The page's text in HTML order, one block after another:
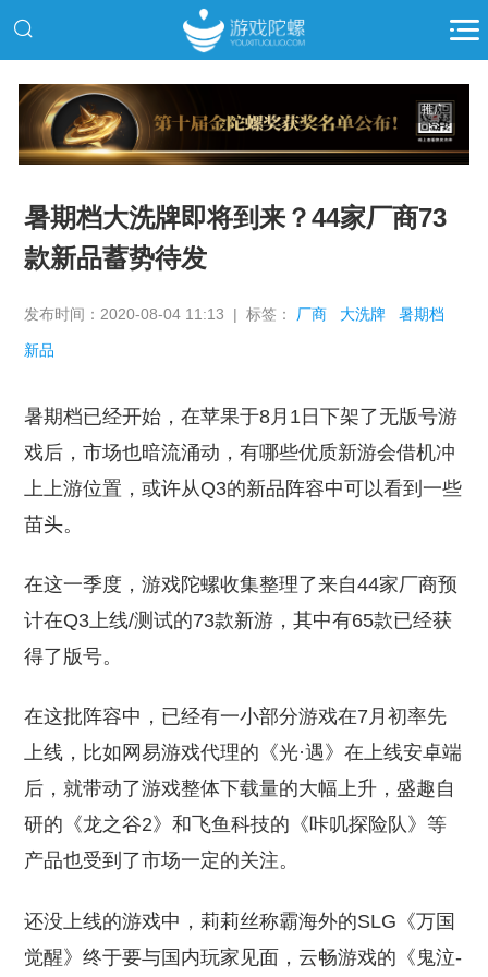
推广
暑期档大洗牌即将到来？44家厂商73
款新品蓄势待发
发布时间：2020-08-04 11:13 | 标签： 厂商 大洗牌 暑期档
新品
暑期档已经开始，在苹果于8月1日下架了无版号游
戏后，市场也暗流涌动，有哪些优质新游会借机冲
上上游位置，或许从Q3的新品阵容中可以看到一些
苗头。
在这一季度，游戏陀螺收集整理了来自44家厂商预
计在Q3上线/测试的73款新游，其中有65款已经获
得了版号。
在这批阵容中，已经有一小部分游戏在7月初率先
上线，比如网易游戏代理的《光·遇》在上线安卓端
后，就带动了游戏整体下载量的大幅上升，盛趣自
研的《龙之谷2》和飞鱼科技的《咔叽探险队》等
产品也受到了市场一定的关注。
还没上线的游戏中，莉莉丝称霸海外的SLG《万国
觉醒》终于要与国内玩家见面，云畅游戏的《鬼泣-